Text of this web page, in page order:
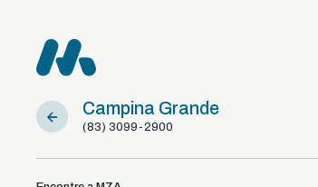
Campina Grande
(83) 3099-2900